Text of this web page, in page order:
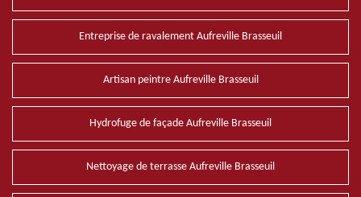
Entreprise de ravalement Aufreville Brasseuil
Artisan peintre Aufreville Brasseuil
Hydrofuge de façade Aufreville Brasseuil
Nettoyage de terrasse Aufreville Brasseuil